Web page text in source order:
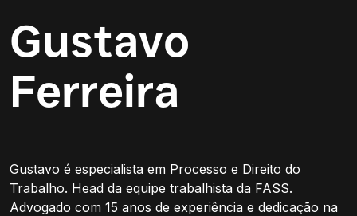
Gustavo
Ferreira
Gustavo é especialista em Processo e Direito do
Trabalho. Head da equipe trabalhista da FASS.
Advogado com 15 anos de experiência e dedicação na